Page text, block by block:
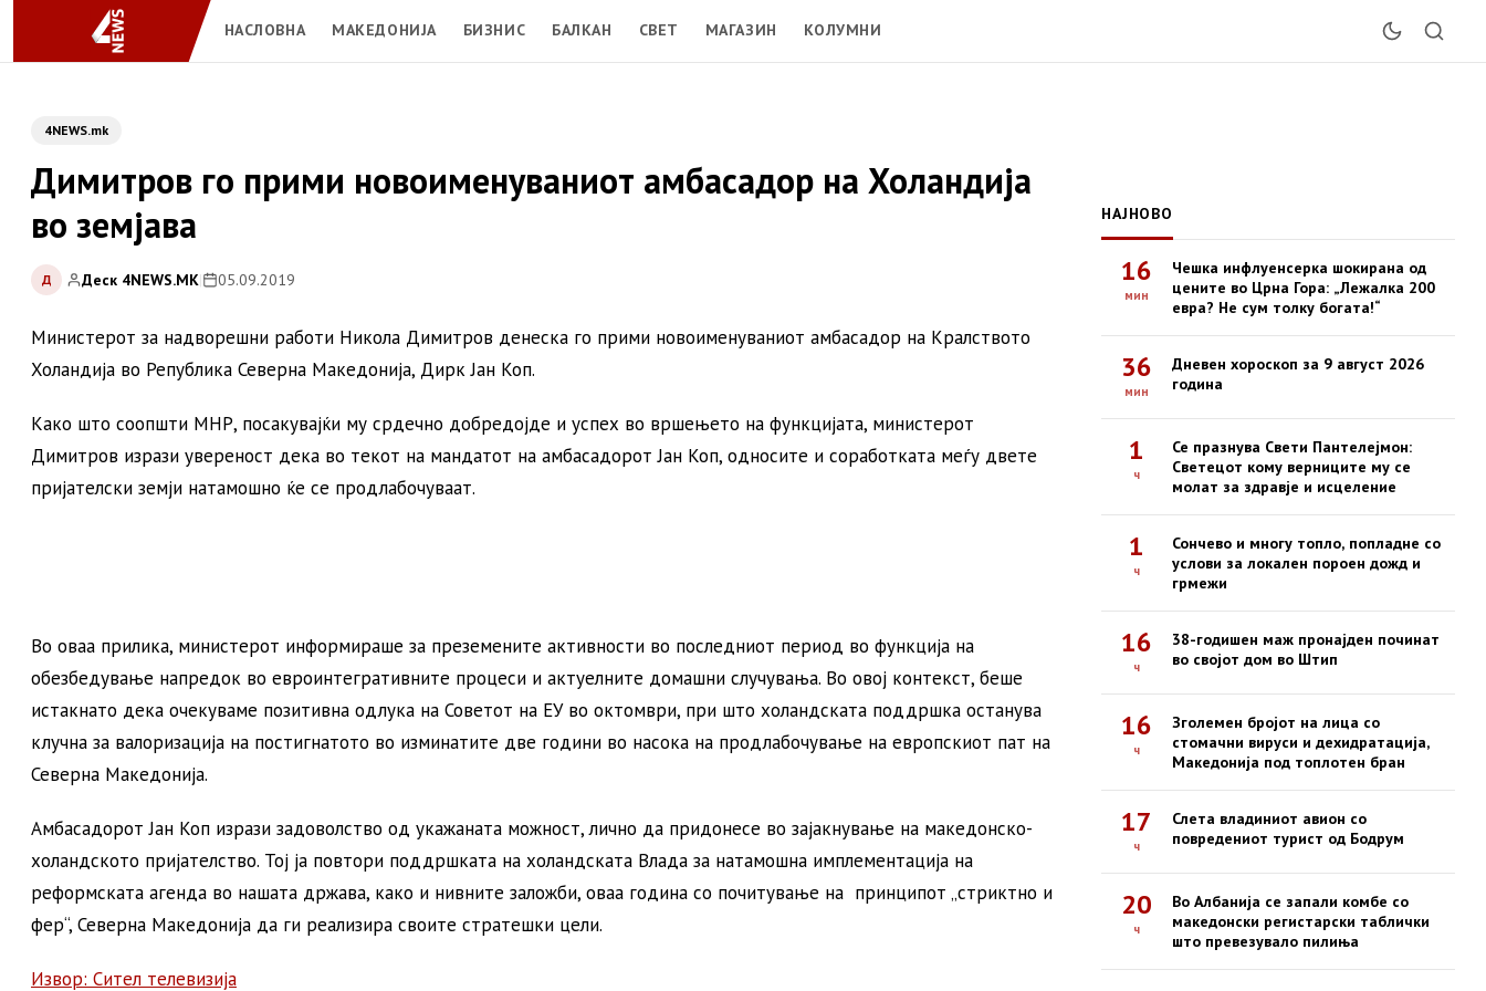
НАСЛОВНА МАКЕДОНИЈА БИЗНИС БАЛКАН СВЕТ МАГАЗИН КОЛУМНИ
4NEWS.mk
Димитров го прими новоименуваниот амбасадор на Холандија
во земјава
Д Деск 4NEWS.MK| 05.09.2019
Министерот за надворешни работи Никола Димитров денеска го прими новоименуваниот амбасадор на Кралството
Холандија во Република Северна Македонија, Дирк Јан Коп.
Како што соопшти МНР, посакувајќи му срдечно добредојде и успех во вршењето на функцијата, министерот
Димитров изрази увереност дека во текот на мандатот на амбасадорот Јан Коп, односите и соработката меѓу двете
пријателски земји натамошно ќе се продлабочуваат.
Во оваа прилика, министерот информираше за преземените активности во последниот период во функција на
обезбедување напредок во евроинтегративните процеси и актуелните домашни случувања. Во овој контекст, беше
истакнато дека очекуваме позитивна одлука на Советот на ЕУ во октомври, при што холандската поддршка останува
клучна за валоризација на постигнатото во изминатите две години во насока на продлабочување на европскиот пат на
Северна Македонија.
Амбасадорот Јан Коп изрази задоволство од укажаната можност, лично да придонесе во зајакнување на македонско-
холандското пријателство. Тој ја повтори поддршката на холандската Влада за натамошна имплементација на
реформската агенда во нашата држава, како и нивните заложби, оваа година со почитување на принципот „стриктно и
фер“, Северна Македонија да ги реализира своите стратешки цели.
Извор: Сител телевизија
НАЈНОВО
16
мин
Чешка инфлуенсерка шокирана од
цените во Црна Гора: „Лежалка 200
евра? Не сум толку богата!“
36
мин
Дневен хороскоп за 9 август 2026
година
1
ч
Се празнува Свети Пантелејмон:
Светецот кому верниците му се
молат за здравје и исцеление
1
ч
Сончево и многу топло, попладне со
услови за локален пороен дожд и
грмежи
16
ч
38-годишен маж пронајден починат
во својот дом во Штип
16
ч
Зголемен бројот на лица со
стомачни вируси и дехидратација,
Македонија под топлотен бран
17
ч
Слета владиниот авион со
повредениот турист од Бодрум
20
ч
Во Албанија се запали комбе со
македонски регистарски таблички
што превезувало пилиња